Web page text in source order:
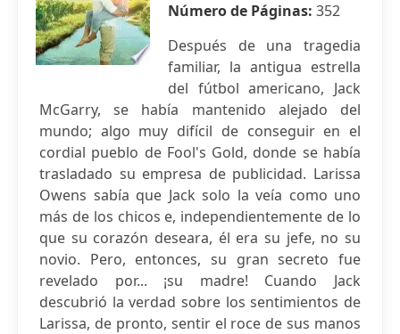
Número de Páginas: 352
Después de una tragedia
familiar, la antigua estrella
del fútbol americano, Jack
McGarry, se había mantenido alejado del
mundo; algo muy difícil de conseguir en el
cordial pueblo de Fool's Gold, donde se había
trasladado su empresa de publicidad. Larissa
Owens sabía que Jack solo la veía como uno
más de los chicos e, independientemente de lo
que su corazón deseara, él era su jefe, no su
novio. Pero, entonces, su gran secreto fue
revelado por... ¡su madre! Cuando Jack
descubrió la verdad sobre los sentimientos de
Larissa, de pronto, sentir el roce de sus manos